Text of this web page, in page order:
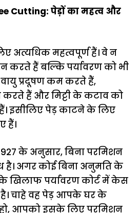
Cutting: पेड़ों का महत्व और
अत्यधिक महत्वपूर्ण हैं। वे न
करते हैं बल्कि पर्यावरण को भी
प्रदूषण कम करते हैं,
करते हैं और मिट्टी के कटाव को
इसीलिए पेड़ काटने के लिए
हैं।
के अनुसार, बिना परमिशन
है। अगर कोई बिना अनुमति के
खिलाफ पर्यावरण कोर्ट में केस
है। चाहे वह पेड़ आपके घर के
आपको इसके लिए परमिशन